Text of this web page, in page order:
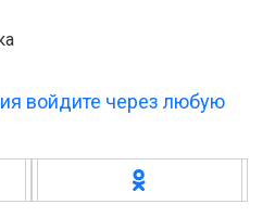
войдите через любую